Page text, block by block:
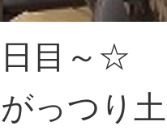
目～☆
っつり